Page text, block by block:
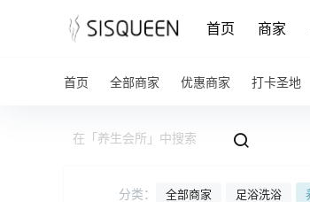
首页 商家
首页 全部商家 优惠商家 打卡圣地
分类： 全部商家 足浴洗浴